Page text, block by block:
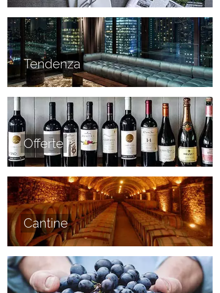
Tendenza
Offerte
Cantine